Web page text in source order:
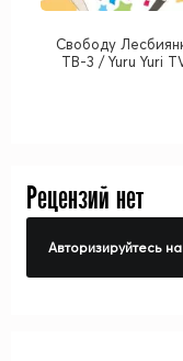
Cвободу
ТВ-3 / Yuru Yuri
Рецензий нет
Авторизируйтесь